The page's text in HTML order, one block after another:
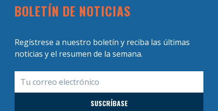
BOLETÍN DE NOTICIAS
Regístrese a nuestro boletín y reciba las últimas
noticias y el resumen de la semana.